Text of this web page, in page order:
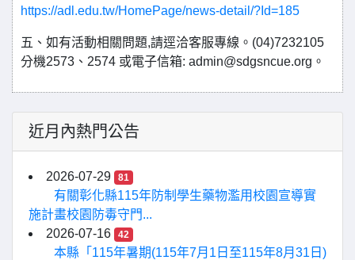
https://adl.edu.tw/HomePage/news-detail/?Id=185
五、如有活動相關問題,請逕洽客服專線。(04)7232105
分機2573、2574 或電子信箱: admin@sdgsncue.org。
近月內熱門公告
2026-07-29 81
有關彰化縣115年防制學生藥物濫用校園宣導實
施計畫校園防毒守門...
2026-07-16
42
本縣「115年暑期(115年7月1日至115年8月31日)